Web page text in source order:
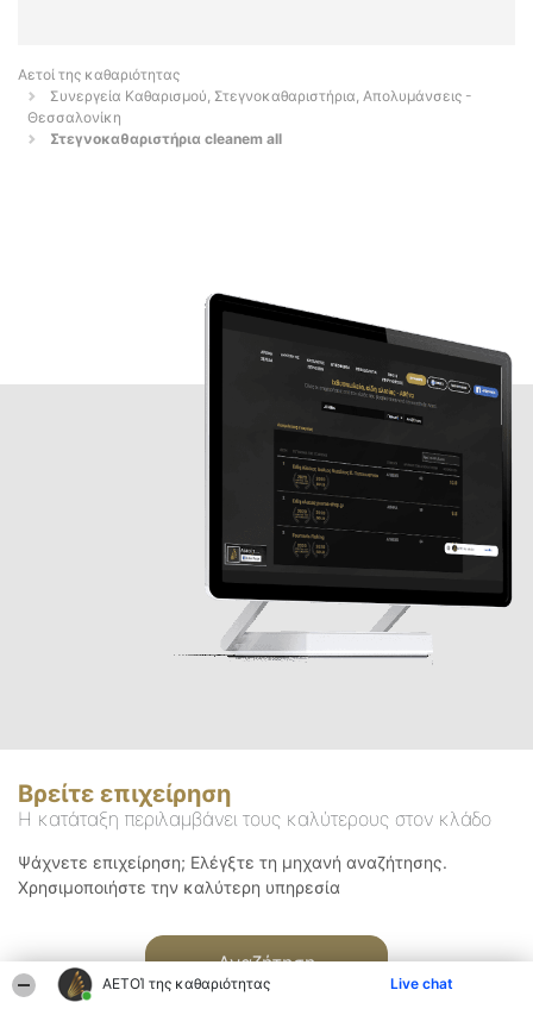
ΑΕΤΟΊ της καθαριότητας Live chat
Αετοί της καθαριότητας
Συνεργεία Καθαρισμού, Στεγνοκαθαριστήρια, Απολυμάνσεις -
Θεσσαλονίκη
Στεγνοκαθαριστήρια cleanem all
Βρείτε επιχείρηση
Η κατάταξη περιλαμβάνει τους καλύτερους στον κλάδο
Ψάχνετε επιχείρηση; Ελέγξτε τη μηχανή αναζήτησης.
Χρησιμοποιήστε την καλύτερη υπηρεσία
Αναζήτηση